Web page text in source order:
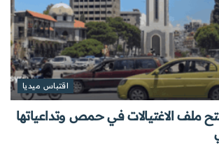
اقتباس ميديا
ملف الاغتيالات في حمص وتداعياتها